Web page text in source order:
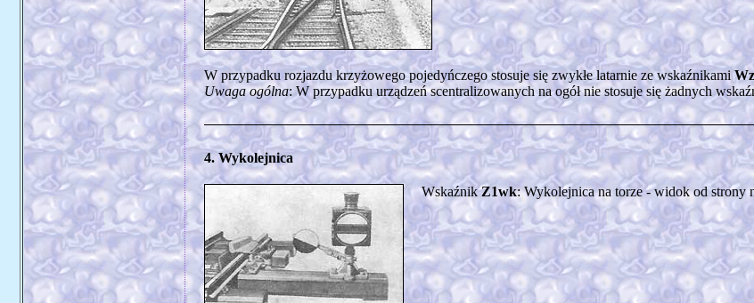
W przypadku rozjazdu krzyżowego pojedyńczego stosuje się zwykłe latarnie ze wskaźnikami
Uwaga ogólna: W przypadku urządzeń scentralizowanych na ogół nie stosuje się żadnych
4. Wykolejnica
WskaźnikZ1wk: Wykolejnica na torze - widok od strony